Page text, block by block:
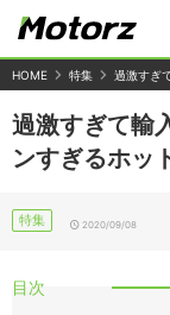
HOME 特集 過激すぎ
過激すぎて輸
ンすぎるホッ
特集 2020/09/08
目次